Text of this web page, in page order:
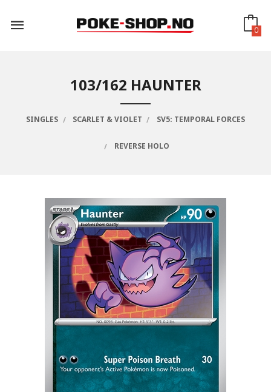
innholdet
0
103/162 HAUNTER
SINGLES SCARLET & VIOLET SV5: TEMPORAL FORCES
REVERSE HOLO